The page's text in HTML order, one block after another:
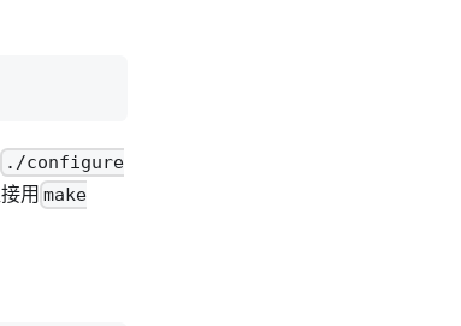
./configure
用make